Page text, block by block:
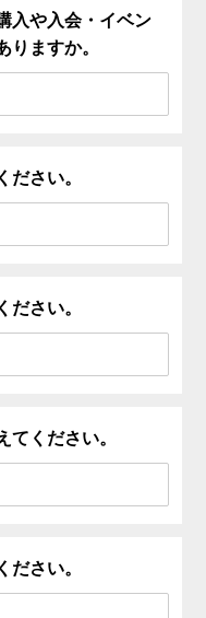
入や入会・イベン
りますか。
ださい。
ださい。
てください。
ださい。